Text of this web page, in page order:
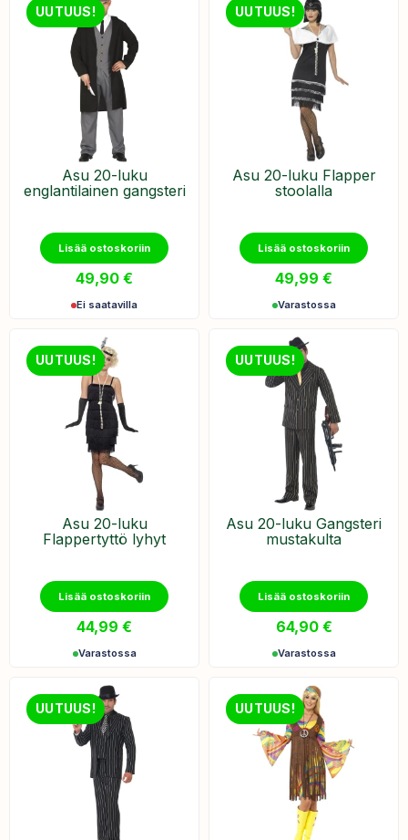
UUTUUS!
Asu 20-luku
englantilainen gangsteri
Lisää ostoskoriin
49,90 €
Ei saatavilla
UUTUUS!
Asu 20-luku Flapper
stoolalla
Lisää ostoskoriin
49,99 €
Varastossa
UUTUUS!
Asu 20-luku
Flappertyttö lyhyt
Lisää ostoskoriin
44,99 €
Varastossa
UUTUUS!
Asu 20-luku Gangsteri
mustakulta
Lisää ostoskoriin
64,90 €
Varastossa
UUTUUS! UUTUUS!